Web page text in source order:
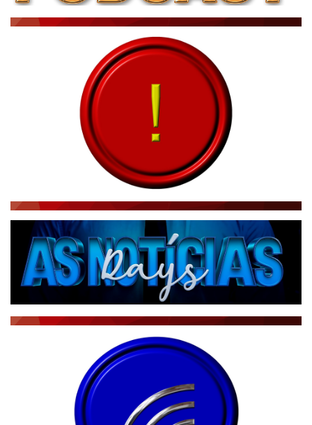
BRASIL MUNDO AO VIVO
JORNAL DO BRASIL
NOTÍCIAS AO MINUTO
ACONTECEU...VIROU MANCHETE!